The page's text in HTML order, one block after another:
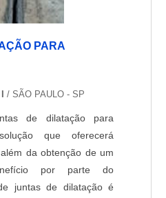
PARA
/ SÃO PAULO - SP
de dilatação para
que oferecerá
da obtenção de um
por parte do
juntas de dilatação é